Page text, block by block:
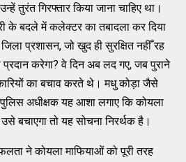
तुरंत गिरफ्तार किया जाना चाहिए था।
के बदले में कलेक्टर का तबादला कर दिया
प्रशासन, जो खुद ही सुरक्षित नहीँ रह
प्रदान करेगा? वे दिन अब लद गए, जब पुराने
का बचाव करते थे। मधु कोड़ा जैसे
अधीक्षक यह आशा लगाए कि कोयला
बचाएगा तो यह सोचना निरर्थक है।
ने कोयला माफियाओं को पूरी तरह